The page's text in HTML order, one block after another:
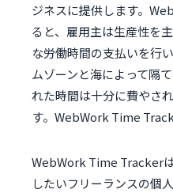
ジネスに提供します。
ると、雇用主は生産性を
な労働時間の支払いを行
ムゾーンと海によって隔
れた時間は十分に費やさ
す。WebWork Time
WebWork Time Tracker
したいフリーランスの個